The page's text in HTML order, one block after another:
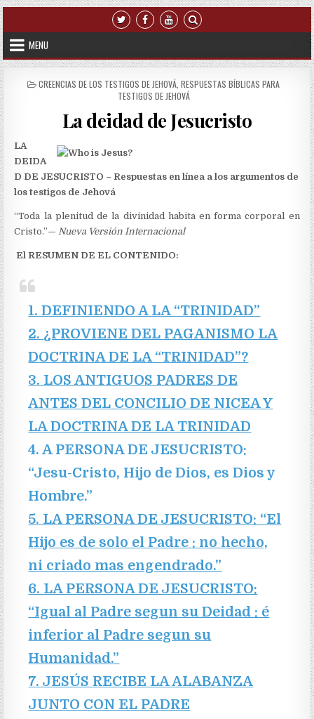
Skip to content
MENU
POSTED IN
CREENCIAS DE LOS TESTIGOS DE JEHOVÁ RESPUESTAS BÍBLICAS PARA
TESTIGOS DE JEHOVÁ
La deidad de Jesucristo
LA
DEIDA
D DE JESUCRISTO – Respuestas en línea a los argumentos de
los testigos de Jehová
“Toda la plenitud de la divinidad habita en forma corporal en
Cristo.”—Nueva Versión Internacional
El RESUMEN DE EL CONTENIDO:
1. DEFINIENDO A LA “TRINIDAD”
2. ¿PROVIENE DEL PAGANISMO LA
DOCTRINA DE LA “TRINIDAD”?
3. LOS ANTIGUOS PADRES DE
ANTES DEL CONCILIO DE NICEA Y
LA DOCTRINA DE LA TRINIDAD
4. A PERSONA DE JESUCRISTO:
“Jesu-Cristo, Hijo de Dios, es Dios y
Hombre.”
5. LA PERSONA DE JESUCRISTO: “El
Hijo es de solo el Padre : no hecho,
ni criado mas engendrado.”
6. LA PERSONA DE JESUCRISTO:
“Igual al Padre segun su Deidad : é
inferior al Padre segun su
Humanidad.”
7. JESÚS RECIBE LA ALABANZA
JUNTO CON EL PADRE